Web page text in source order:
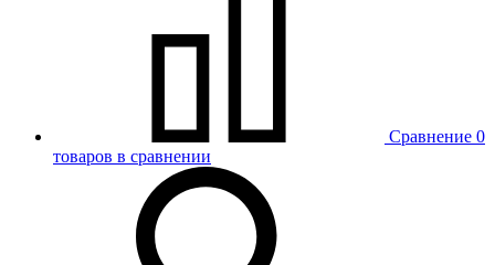
Сравнение 0
товаров в сравнении